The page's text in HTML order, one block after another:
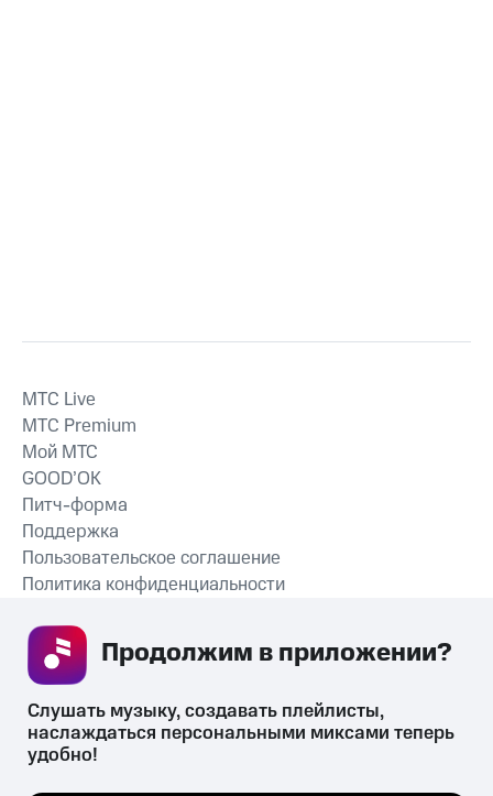
СКАЧАТЬ ПРИЛОЖЕНИЕ
MTС Live
MTС Premium
Мой МТС
GOOD’OK
Питч-форма
Поддержка
Пользовательское соглашение
Политика конфиденциальности
Слушать музыку, создавать плейлисты,
наслаждаться персональными миксами теперь
удобно!